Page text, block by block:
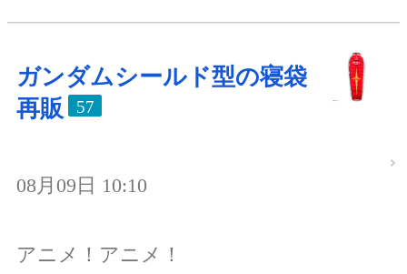
ガンダムシールド型の寝袋
再販
57
08月09日 10:10
アニメ！アニメ！